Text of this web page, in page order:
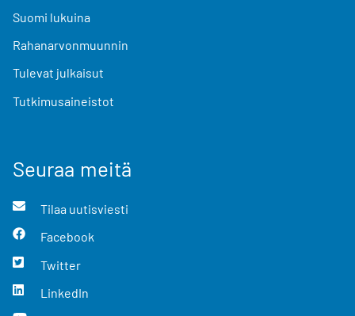
Suomi lukuina
Rahanarvonmuunnin
Tulevat julkaisut
Tutkimusaineistot
Seuraa meitä
Tilaa uutisviesti
Facebook
Twitter
LinkedIn